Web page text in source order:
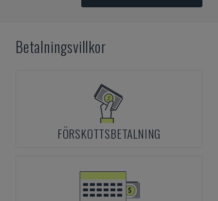
Betalningsvillkor
FÖRSKOTTSBETALNING